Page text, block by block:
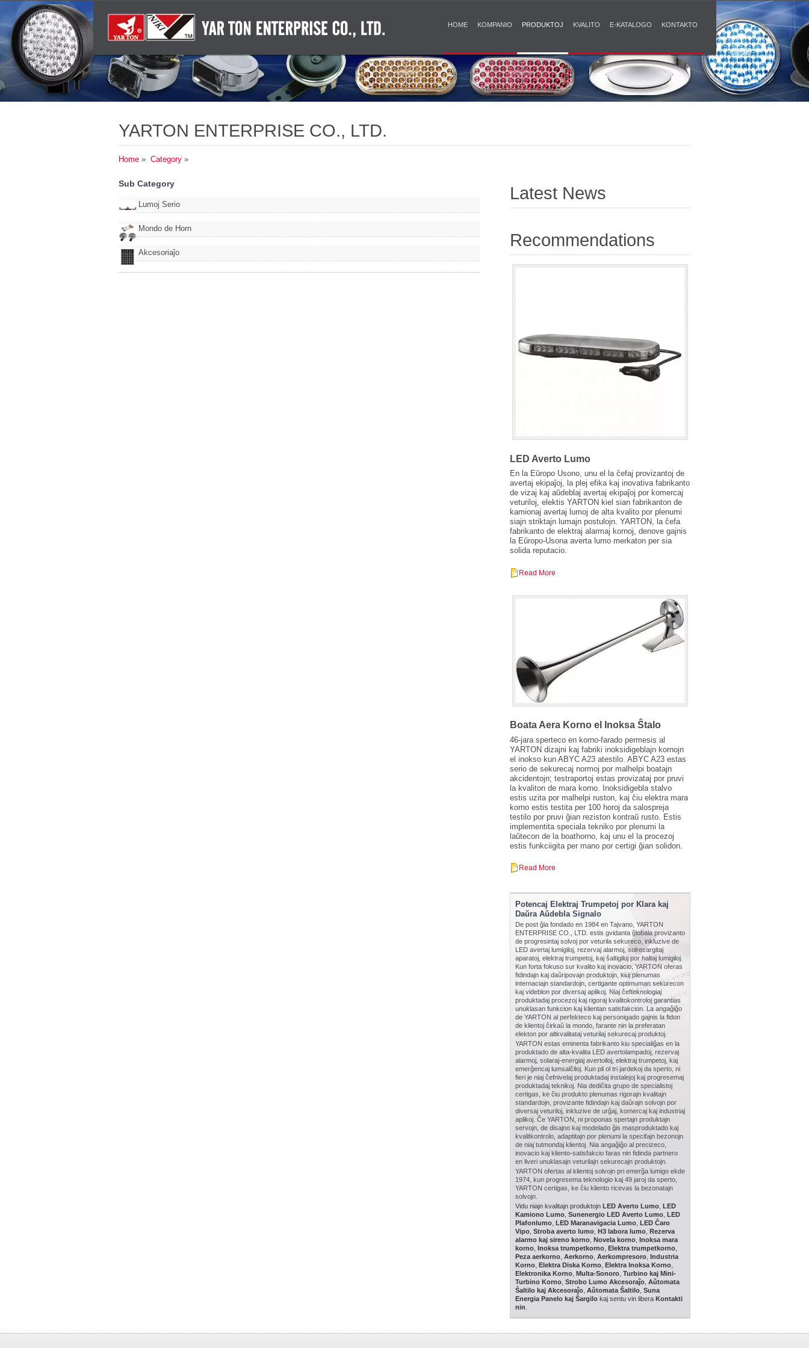
HOME KOMPANIO PRODUKTOJ KVALITO E-KATALOGO KONTAKTO
YARTON ENTERPRISE CO., LTD.
Home » Category »
Sub Category
Lumoj Serio
Mondo de Horn
Akcesoriaĵo
Latest News
Recommendations
LED Averto Lumo
En la Eŭropo Usono, unu el la ĉefaj provizantoj de
avertaj ekipaĵoj, la plej efika kaj inovativa fabrikanto
de vizaj kaj aŭdeblaj avertaj ekipaĵoj por komercaj
veturiloj, elektis YARTON kiel sian fabrikanton de
kamionaj avertaj lumoj de alta kvalito por plenumi
siajn striktajn lumajn postulojn. YARTON, la ĉefa
fabrikanto de elektraj alarmaj kornoj, denove gajnis
la Eŭropo-Usona averta lumo merkaton per sia
solida reputacio.
Read More
Boata Aera Korno el Inoksa Ŝtalo
46-jara sperteco en korno-farado permesis al
YARTON dizajni kaj fabriki inoksidigeblajn kornojn
el inokso kun ABYC A23 atestilo. ABYC A23 estas
serio de sekurecaj normoj por malhelpi boatajn
akcidentojn; testraportoj estas provizataj por pruvi
la kvaliton de mara korno. Inoksidigebla stalvo
estis uzita por malhelpi ruston, kaj ĉiu elektra mara
korno estis testita per 100 horoj da salospreja
testilo por pruvi ĝian reziston kontraŭ rusto. Estis
implementita speciala tekniko por plenumi la
laŭtecon de la boathorno, kaj unu el la procezoj
estis funkciigita per mano por certigi ĝian solidon.
Read More
Potencaj Elektraj Trumpetoj por Klara kaj
Daŭra Aŭdebla Signalo
De post ĝia fondado en 1984 en Tajvano, YARTON
ENTERPRISE CO., LTD. estis gvidanta ĝlobala provizanto
de progresintaj solvoj por veturila sekureco, inkluzive de
LED avertaj lumigiloj, rezervaj alarmoj, solrecargitaj
aparatoj, elektraj trumpetoj, kaj ŝaltigiloj por haltaj lumigiloj.
Kun forta fokuso sur kvalito kaj inovacio, YARTON oferas
fidindajn kaj daŭripovajn produktojn, kiuj plenumas
internaciajn standardojn, certigante optimuman sekurecon
kaj videblon por diversaj aplikoj. Niaj ĉefteknologiaj
produktadaj procezoj kaj rigoraj kvalitokontroloj garantias
unuklasan funkcion kaj klientan satisfakcion. La angaĝiĝo
de YARTON al perfekteco kaj personigado gajnis la fidon
de klientoj ĉirkaŭ la mondo, farante nin la preferatan
elekton por altkvalitataj veturilaj sekurecaj produktoj.
YARTON estas eminenta fabrikanto kiu specialiĝas en la
produktado de alta-kvalita LED avertolampadoj, rezervaj
alarmoj, solaraj-energiaj avertoiloj, elektraj trumpetoj, kaj
emerĝencaj lumsalĉiloj. Kun pli ol tri jardekoj da sperto, ni
fieri je niaj ĉefnivelaj produktadaj instalejoj kaj progresemaj
produktadaj teknikoj. Nia dediĉita grupo de specialistoj
certigas, ke ĉiu produkto plenumas rigorajn kvalitajn
standardojn, provizante fidindajn kaj daŭrajn solvojn por
diversaj veturiloj, inkluzive de urĝaj, komercaj kaj industriaj
aplikoj. Ĉe YARTON, ni proponas spertajn produktajn
servojn, de disajno kaj modelado ĝis masproduktado kaj
kvalitkontrolo, adaptitajn por plenumi la specifajn bezonojn
de niaj tutmondaj klientoj. Nia angaĝiĝo al precizeco,
inovacio kaj kliento-satisfakcio faras nin fidinda partnero
en liveri unuklasajn veturilajn sekurecajn produktojn.
YARTON ofertas al klientoj solvojn pri emerĝa lumigo ekde
1974, kun progresema teknologio kaj 49 jaroj da sperto,
YARTON certigas, ke ĉiu kliento ricevas la bezonatajn
solvojn.
Vidu niajn kvalitajn produktojn LED Averto Lumo, LED
Kamiono Lumo, Sunenergio LED Averto Lumo, LED
Plafonlumo, LED Maranavigacia Lumo, LED Ĉaro
Vipo, Stroba averto lumo, H3 labora lumo, Rezerva
alarmo kaj sireno korno, Novela korno, Inoksa mara
korno, Inoksa trumpetkorno, Elektra trumpetkorno,
Peza aerkorno, Aerkorno, Aerkompresoro, Industria
Korno, Elektra Diska Korno, Elektra Inoksa Korno,
Elektronika Korno, Multa-Sonoro, Turbino kaj Mini-
Turbino Korno, Strobo Lumo Akcesoraĵo, Aŭtomata
Ŝaltilo kaj Akcesoraĵo, Aŭtomata Ŝaltilo, Suna
Energia Panelo kaj Ŝargilo kaj sentu vin libera Kontakti
nin.